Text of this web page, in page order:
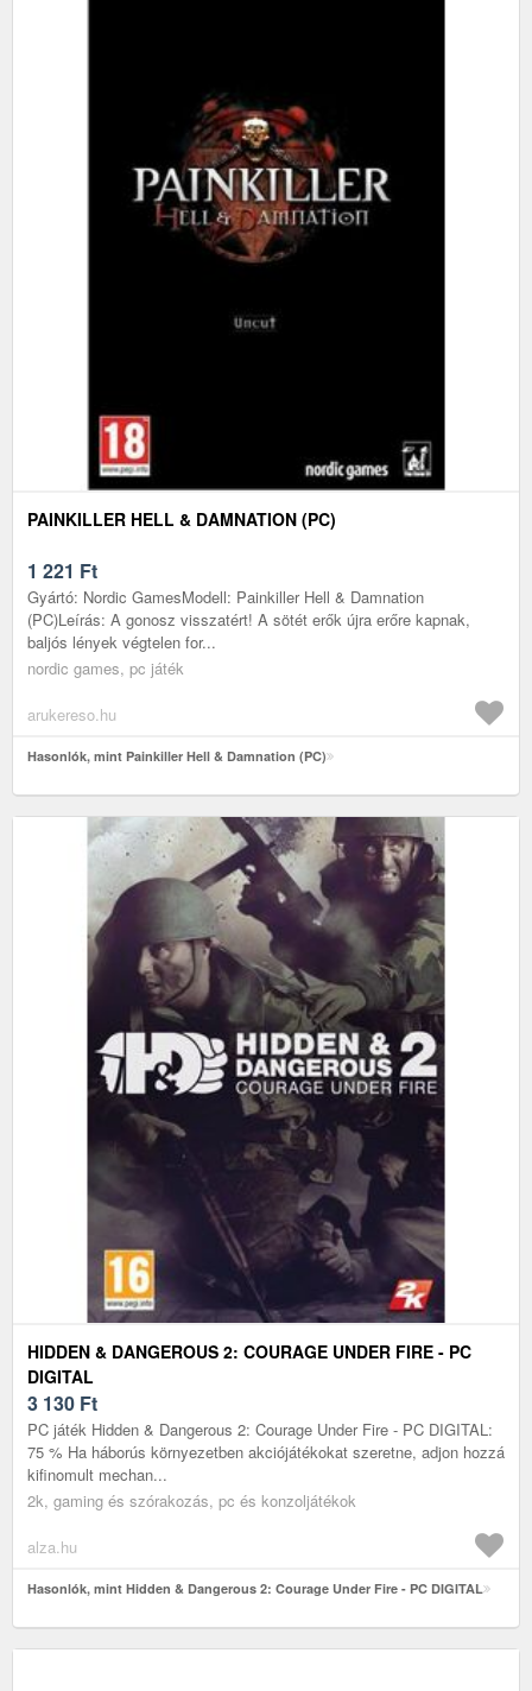
PAINKILLER HELL & DAMNATION (PC)
1 221 Ft
Gyártó: Nordic GamesModell: Painkiller Hell & Damnation
(PC)Leírás: A gonosz visszatért! A sötét erők újra erőre kapnak,
baljós lények végtelen for...
nordic games, pc játék
arukereso.hu
Hasonlók, mint Painkiller Hell & Damnation (PC)
HIDDEN & DANGEROUS 2: COURAGE UNDER FIRE - PC
DIGITAL
3 130 Ft
PC játék Hidden & Dangerous 2: Courage Under Fire - PC DIGITAL:
75 % Ha háborús környezetben akciójátékokat szeretne, adjon hozzá
kifinomult mechan...
2k, gaming és szórakozás, pc és konzoljátékok
alza.hu
Hasonlók, mint Hidden & Dangerous 2: Courage Under Fire - PC DIGITAL